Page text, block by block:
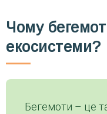
Чому
екосистеми?
Бегемоти – це